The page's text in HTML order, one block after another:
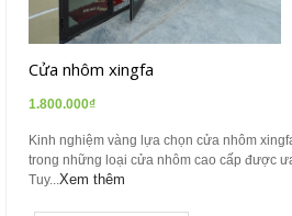
Cửa nhôm xingfa
1.800.000₫
Kinh nghiệm vàng lựa chọn cửa nhôm
trong những loại cửa nhôm cao cấp được
Tuy... Xem thêm